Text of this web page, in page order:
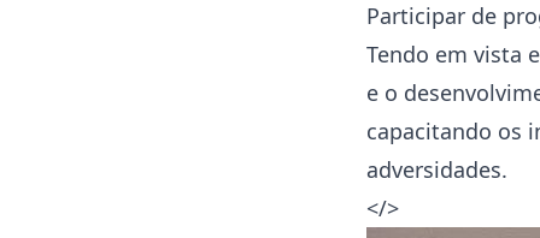
Participar de
Tendo em vista
e o
capacitando os
adversidades.
</>